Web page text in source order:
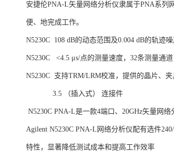
安捷伦PNA-L矢量网络分析仪隶属于PNA系列
便、地完成工作。
N5230C 108 dB的动态范围及0.004 dB的轨迹噪
N5230C <4.5 μs/点的测量速度，32条测量通
N5230C 支持TRM/LRM校准，提供的晶片、
3.5 （插入式） 连接件
N5230C PNA-L是一款4端口、20GHz矢量网
Agilent N5230C PNA-L网络分析仪配有选件
特性，显著降低测试成本和提高工作效率